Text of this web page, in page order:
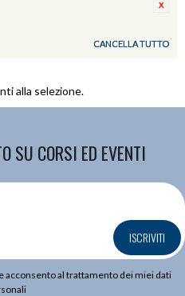
CANCELLA TUTTO
alla selezione.
SU CORSI ED EVENTI
ISCRIVITI
acconsento al trattamento dei miei dati